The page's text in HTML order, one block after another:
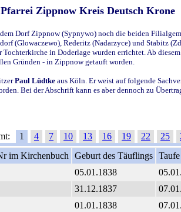
Zippnow Kreis Deutsch Krone
Dorf Zippnow (Sypnywo) noch die beiden
(Glowaczewo), Rederitz (Nadarzyce) und Stabitz
in Doderlage wurden errichtet. Ab
Gründen - in Zippnow getauft worden.
Paul Lüdtke aus Köln. Er weist auf folgende
Bei der Abschrift kann es aber dennoch zu
1 4 7 10 13 16 19 22 25
im Kirchenbuch Geburt des Täuflings
05.01.1838
31.12.1837
01.01.1838